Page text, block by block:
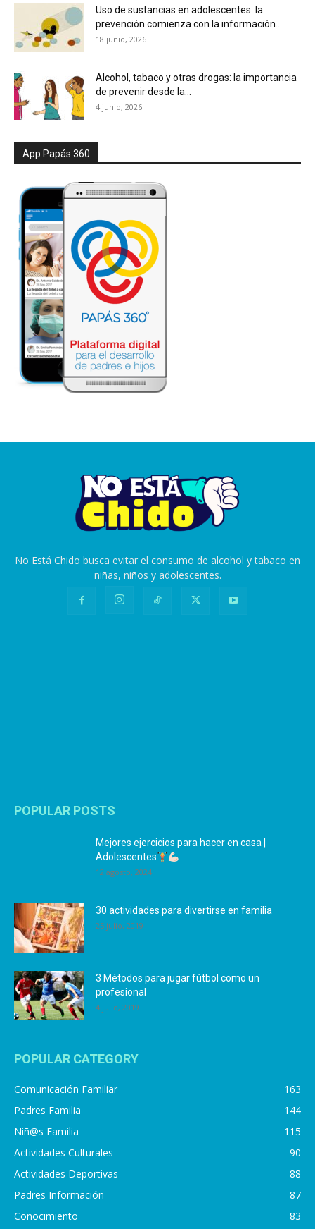
Uso de sustancias en adolescentes: la
prevención comienza con la información...
18 junio, 2026
Alcohol, tabaco y otras drogas: la importancia
de prevenir desde la...
4 junio, 2026
App Papás 360
No Está Chido busca evitar el consumo de alcohol y tabaco en
niñas, niños y adolescentes.
POPULAR POSTS
Mejores ejercicios para hacer en casa |
Adolescentes
12 agosto, 2024
30 actividades para divertirse en familia
25 julio, 2019
3 Métodos para jugar fútbol como un
profesional
4 julio, 2019
POPULAR CATEGORY
Comunicación Familiar
163
Padres Familia
144
Niñ@s Familia
115
Actividades Culturales
90
Actividades Deportivas
88
Padres Información
87
Conocimiento
83